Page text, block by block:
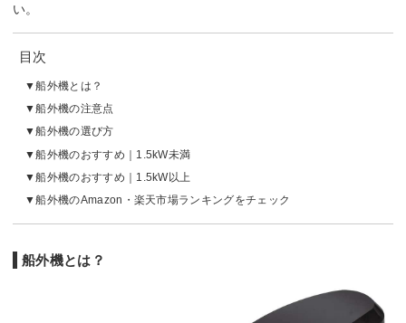
い。
目次
船外機とは？
船外機の注意点
船外機の選び方
船外機のおすすめ｜1.5kW未満
船外機のおすすめ｜1.5kW以上
船外機のAmazon・楽天市場ランキングをチェック
船外機とは？